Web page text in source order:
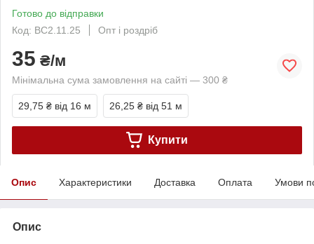
Готово до відправки
Код: ВС2.11.25
Опт і роздріб
35 ₴/м
Мінімальна сума замовлення на сайті — 300 ₴
29,75 ₴ від 16 м 26,25 ₴ від 51 м
Купити
Опис Характеристики Доставка Оплата Умови
Опис